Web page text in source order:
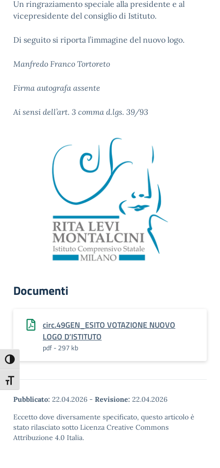
Attiva/disattiva alto contrasto
Attiva/disattiva dimensione testo
Un ringraziamento speciale alla presidente e al
vicepresidente del consiglio di Istituto.
Di seguito si riporta l’immagine del nuovo logo.
Manfredo Franco Tortoreto
Firma autografa assente
Ai sensi dell’art. 3 comma d.lgs. 39/93
Documenti
circ.49GEN_ESITO VOTAZIONE NUOVO
LOGO D’ISTITUTO
pdf - 297 kb
Pubblicato: 22.04.2026 - Revisione: 22.04.2026
Eccetto dove diversamente specificato, questo articolo è
stato rilasciato sotto Licenza Creative Commons
Attribuzione 4.0 Italia.